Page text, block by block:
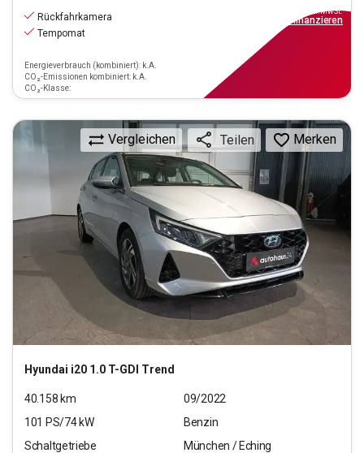
Rückfahrkamera
Tempomat
Energieverbrauch (kombiniert): k.A.
CO₂-Emissionen kombiniert: k.A.
CO₂-Klasse:
inkl.MwSt.
finanzieren
Hyundai i20 1.0 T-GDI Trend
Vergleichen Teilen Merken
40.158 km
09/2022
101 PS/74kW
Benzin
Schaltgetriebe
München / Eching